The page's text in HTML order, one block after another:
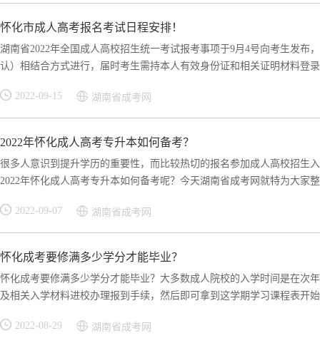
怀化市成人高考报名考试日程安排！
湖南省2022年全国成人高校招生统一考试报考事项于9月4号向考生发布
认）相结合方式进行，届时考生需持本人有效身份证和相关证明材料登
2022-09-15 湖南省成考网
2022年怀化成人高考专升本如何备考？
很多人意识到提升学历的重要性，而比较热切的报名参加成人高校招生
2022年怀化成人高考专升本如何备考呢？今天湖南省成考网就特为大家
2022-09-07 湖南省成考网
怀化成考要修满多少学分才能毕业？
怀化成考要修满多少学分才能毕业？大多数成人院校的入学时间是在次
及相关入学材料进校办理报到手续，然后即可拿到这学期学习课程表开
2022-08-29 湖南省成考网